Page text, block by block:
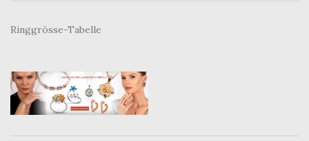
Ringgrösse-Tabelle